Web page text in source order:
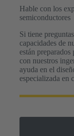
Hable con los
semiconductores
Si tiene
capacidades de
están preparados
con nuestros
ayuda en el
especializada en